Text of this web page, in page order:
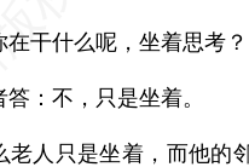
干什么呢，坐着思考？
不，只是坐着。
人只是坐着，而他的